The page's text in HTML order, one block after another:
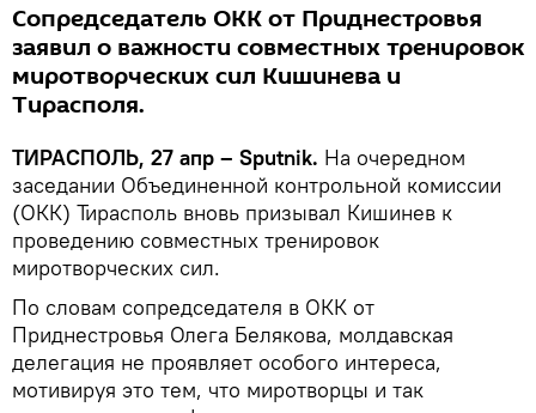
Сопредседатель ОКК от Приднестровья
заявил о важности совместных тренировок
миротворческих сил Кишинева и
Тирасполя.
ТИРАСПОЛЬ, 27 апр – Sputnik. На очередном
заседании Объединенной контрольной комиссии
(ОКК) Тирасполь вновь призывал Кишинев к
проведению совместных тренировок
миротворческих сил.
По словам сопредседателя в ОКК от
Приднестровья Олега Белякова, молдавская
делегация не проявляет особого интереса,
мотивируя это тем, что миротворцы и так